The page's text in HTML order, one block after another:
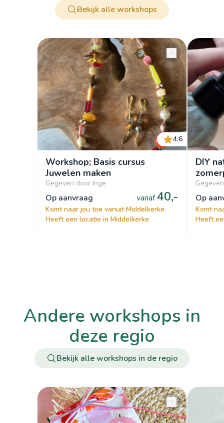
Bekijk alle workshops
4.6
Workshop; Basis cursus
Juwelen maken
Gegeven door Inge
op aanvraag vanaf40,-
Komt naar jou toe vanuit Middelkerke
Heeft een locatie in Middelkerke
DIY
op
Komt
Heeft
andere workshops in
deze regio
Bekijk alle workshops in de regio